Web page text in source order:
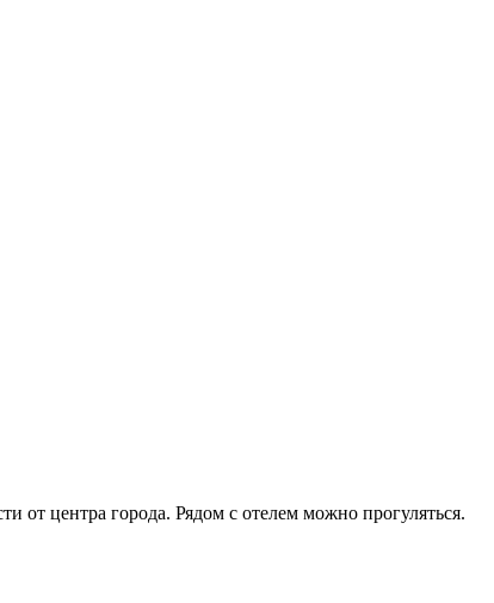
от центра города. Рядом с отелем можно прогуляться.